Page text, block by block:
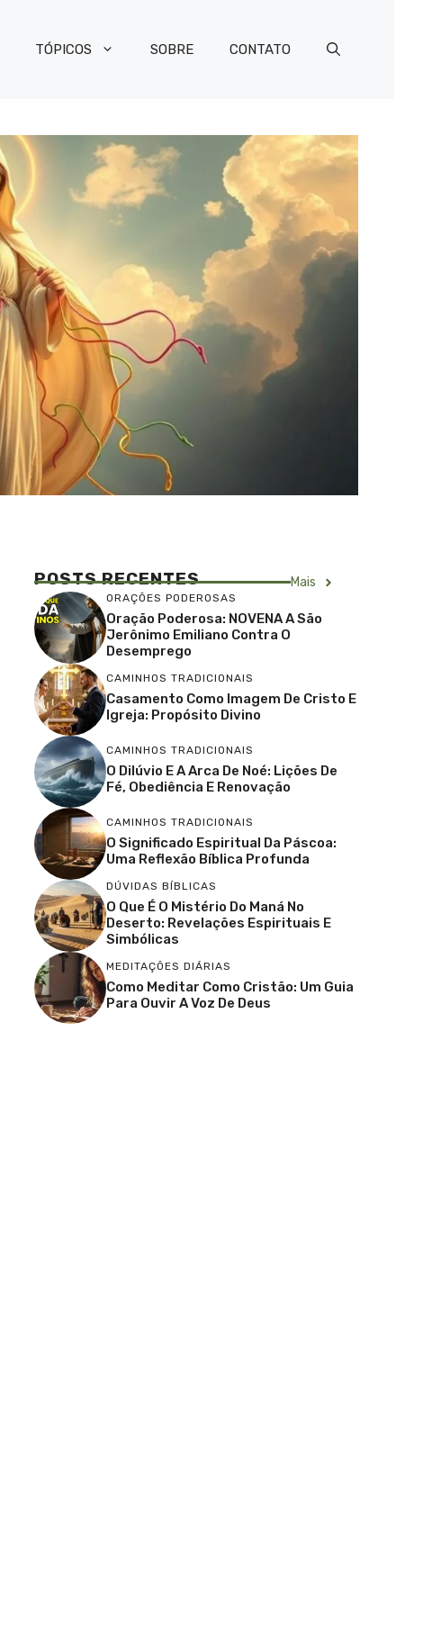
TÓPICOS SOBRE CONTATO
POSTS RECENTES Mais
ORAÇÕES PODEROSAS
Oração Poderosa: NOVENA A São
Jerônimo Emiliano Contra O
Desemprego
CAMINHOS TRADICIONAIS
Casamento Como Imagem De Cristo E
Igreja: Propósito Divino
CAMINHOS TRADICIONAIS
O Dilúvio E A Arca De Noé: Lições De
Fé, Obediência E Renovação
CAMINHOS TRADICIONAIS
O Significado Espiritual Da Páscoa:
Uma Reflexão Bíblica Profunda
DÚVIDAS BÍBLICAS
O Que É O Mistério Do Maná No
Deserto: Revelações Espirituais E
Simbólicas
MEDITAÇÕES DIÁRIAS
Como Meditar Como Cristão: Um Guia
Para Ouvir A Voz De Deus